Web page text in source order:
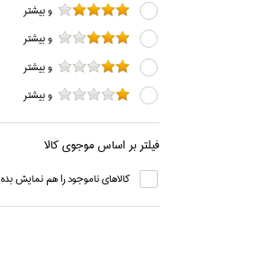
و بيشتر
و بيشتر
و بيشتر
و بيشتر
فيلتر بر اساس موجوي كالا
كالاهاي ناموجود را هم نمايش بده